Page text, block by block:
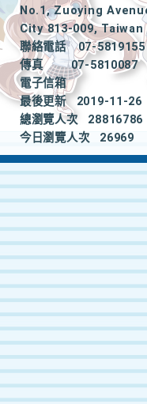
No.1, Zuoying
City 813-009, Taiwan
聯絡電話
07-5819155
傳真
07-5810087
電子信箱
最後更新
2019-11-26
總瀏覽人次
28816786
今日瀏覽人次
26969